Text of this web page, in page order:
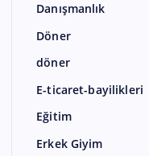
Danışmanlık
Döner
döner
E-ticaret-bayilikleri
Eğitim
Erkek Giyim